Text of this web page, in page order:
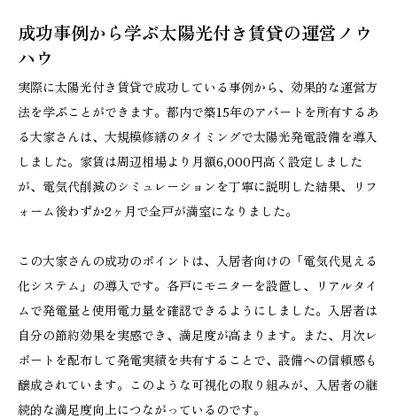
成功事例から学ぶ太陽光付き賃貸の運営ノウ
ハウ
実際に太陽光付き賃貸で成功している事例から、効果的な運営方
法を学ぶことができます。都内で築15年のアパートを所有するあ
る大家さんは、大規模修繕のタイミングで太陽光発電設備を導入
しました。家賃は周辺相場より月額6,000円高く設定しました
が、電気代削減のシミュレーションを丁寧に説明した結果、リフ
ォーム後わずか2ヶ月で全戸が満室になりました。
この大家さんの成功のポイントは、入居者向けの「電気代見える
化システム」の導入です。各戸にモニターを設置し、リアルタイ
ムで発電量と使用電力量を確認できるようにしました。入居者は
自分の節約効果を実感でき、満足度が高まります。また、月次レ
ポートを配布して発電実績を共有することで、設備への信頼感も
醸成されています。このような可視化の取り組みが、入居者の継
続的な満足度向上につながっているのです。